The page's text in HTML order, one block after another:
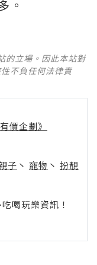
。
的立場。因此本站對
不負任何法律責
價企劃》
子 丶 寵物 丶 扮靚
喝玩樂資訊！